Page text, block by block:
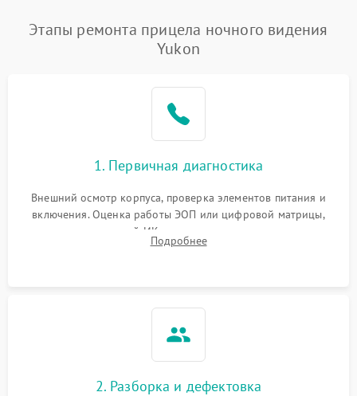
Повреждение системы
Неисправность системы
1000 ₽
Этапы ремонта прицела ночного видения
Yukon
1. Первичная диагностика
Внешний осмотр корпуса, проверка элементов питания и
включения. Оценка работы ЭОП или цифровой матрицы,
проверка встроенной ИК-подсветки и механизма выверки
прицельной сетки. Выявление видимых дефектов оптики и
Подробнее
2. Разборка и дефектовка